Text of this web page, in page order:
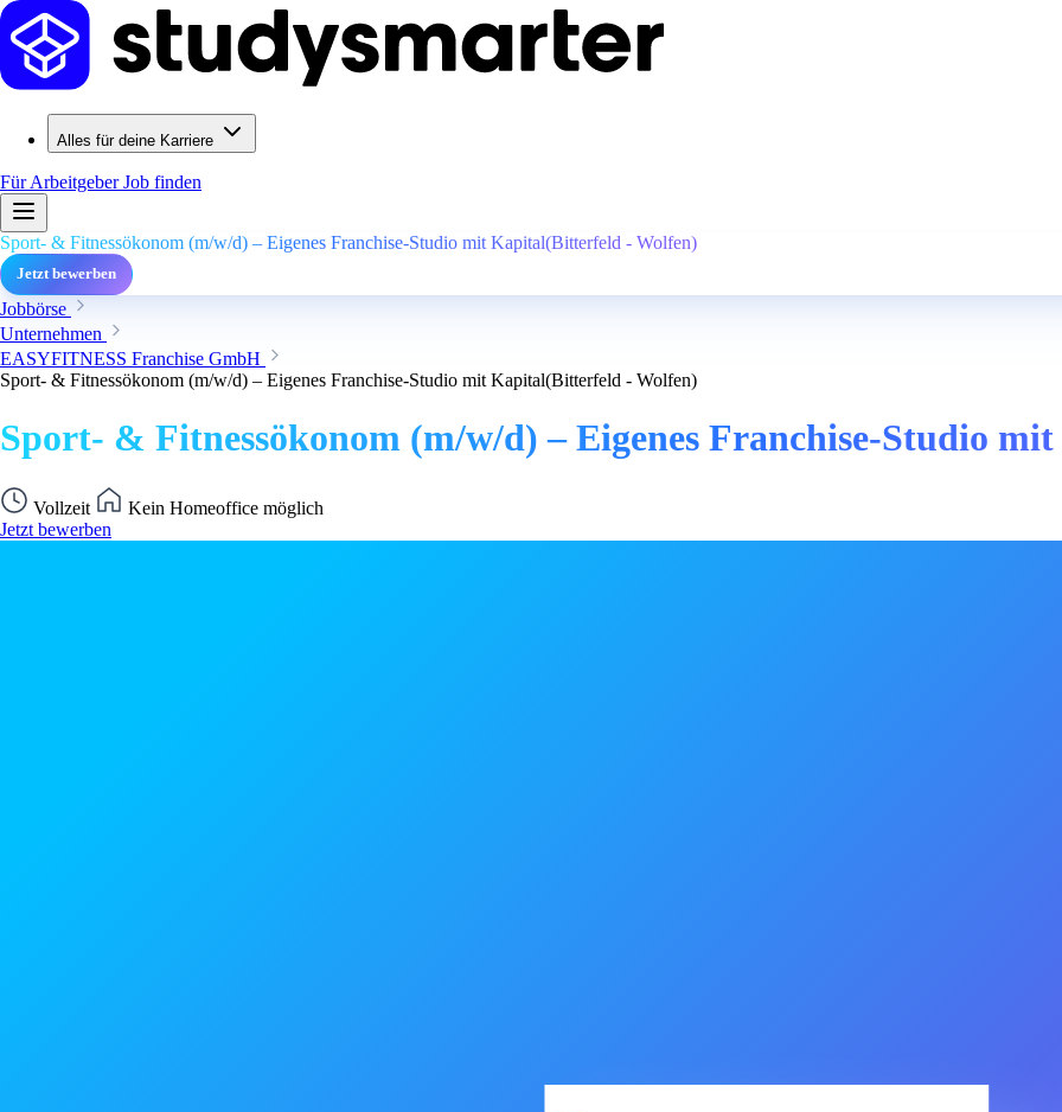
Alles für deine Karriere
Für ArbeitgeberJob finden
Sport- & Fitnessökonom (m/w/d) – Eigenes Franchise-Studio mit Kapital(Bitterfeld - Wolfen)
Jetzt bewerben
Jobbörse
Unternehmen
EASYFITNESS Franchise GmbH
Sport- & Fitnessökonom (m/w/d) – Eigenes Franchise-Studio mit Kapital(Bitterfeld - Wolfen)
Sport- & Fitnessökonom (m/w/d) – Eigenes Franchise-Studio
Vollzeit
Kein Homeoffice möglich
Jetzt bewerben